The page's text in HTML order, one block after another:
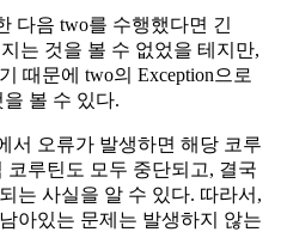
다음 two를 수행했다면 긴
는 것을 볼 수 없었을 테지만,
때문에 two의 Exception으로
볼 수 있다.
서 오류가 발생하면 해당 코루
루틴도 모두 중단되고, 결국
는 사실을 알 수 있다. 따라서,
아있는 문제는 발생하지 않는